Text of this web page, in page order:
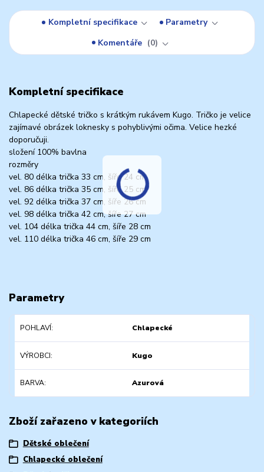
Kompletní specifikace
Parametry
Komentáře
0
Kompletní specifikace
Chlapecké dětské tričko s krátkým rukávem Kugo. Tričko je velice
zajímavé obrázek loknesky s pohyblivými očima. Velice hezké
doporučuji.
složení 100% bavlna
rozměry
vel. 80 délka trička 33 cm, šíře 24 cm
vel. 86 délka trička 35 cm, šíře 25 cm
vel. 92 délka trička 37 cm, šíře 26 cm
vel. 98 délka trička 42 cm, šíře 27 cm
vel. 104 délka trička 44 cm, šíře 28 cm
vel. 110 délka trička 46 cm, šíře 29 cm
Parametry
POHLAVÍ Chlapecké
VÝROBCI Kugo
BARVA Azurová
Zboží zařazeno v kategoriích
Dětské oblečení
Chlapecké oblečení